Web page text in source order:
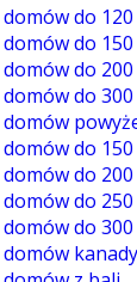
do 120
do 150
do 200
do 300
do 150
do 200
do 250
do 300